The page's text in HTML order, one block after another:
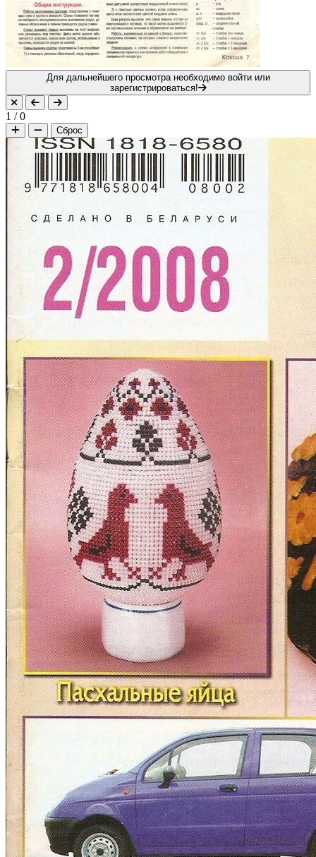
Для дальнейшего просмотра необходимо войти или
зарегистрироваться!
1 /0
Сброс